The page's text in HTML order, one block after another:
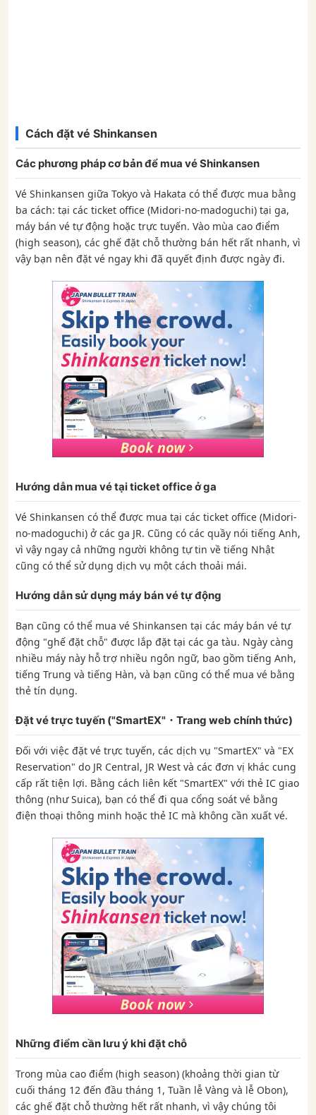
Cách đặt vé Shinkansen
Các phương pháp cơ bản để mua vé Shinkansen
Vé Shinkansen giữa Tokyo và Hakata có thể được mua bằng
ba cách: tại các ticket office (Midori-no-madoguchi) tại ga,
máy bán vé tự động hoặc trực tuyến. Vào mùa cao điểm
(high season), các ghế đặt chỗ thường bán hết rất nhanh, vì
vậy bạn nên đặt vé ngay khi đã quyết định được ngày đi.
Hướng dẫn mua vé tại ticket office ở ga
Vé Shinkansen có thể được mua tại các ticket office (Midori-
no-madoguchi) ở các ga JR. Cũng có các quầy nói tiếng Anh,
vì vậy ngay cả những người không tự tin về tiếng Nhật
cũng có thể sử dụng dịch vụ một cách thoải mái.
Hướng dẫn sử dụng máy bán vé tự động
Bạn cũng có thể mua vé Shinkansen tại các máy bán vé tự
động "ghế đặt chỗ" được lắp đặt tại các ga tàu. Ngày càng
nhiều máy này hỗ trợ nhiều ngôn ngữ, bao gồm tiếng Anh,
tiếng Trung và tiếng Hàn, và bạn cũng có thể mua vé bằng
thẻ tín dụng.
Đặt vé trực tuyến ("SmartEX"・Trang web chính thức)
Đối với việc đặt vé trực tuyến, các dịch vụ "SmartEX" và "EX
Reservation" do JR Central, JR West và các đơn vị khác cung
cấp rất tiện lợi. Bằng cách liên kết "SmartEX" với thẻ IC giao
thông (như Suica), bạn có thể đi qua cổng soát vé bằng
điện thoại thông minh hoặc thẻ IC mà không cần xuất vé.
Những điểm cần lưu ý khi đặt chỗ
Trong mùa cao điểm (high season) (khoảng thời gian từ
cuối tháng 12 đến đầu tháng 1, Tuần lễ Vàng và lễ Obon),
các ghế đặt chỗ thường hết rất nhanh, vì vậy chúng tôi